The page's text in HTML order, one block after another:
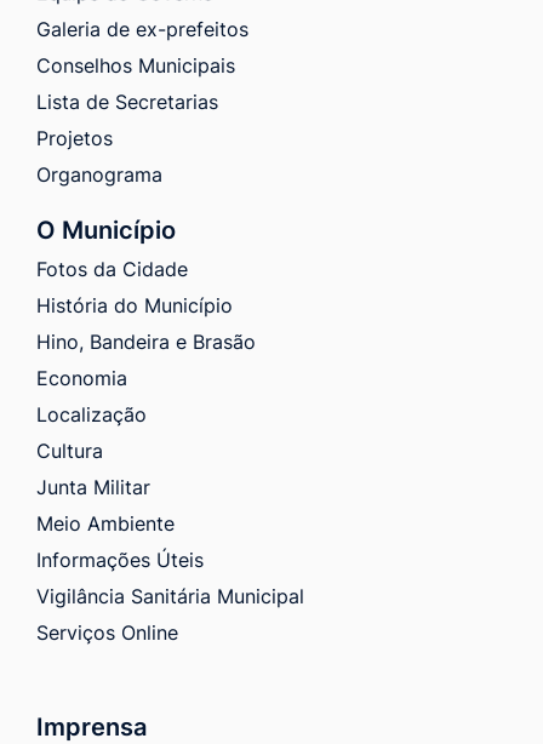
Galeria de ex-prefeitos
Conselhos Municipais
Lista de Secretarias
Projetos
Organograma
O Município
Fotos da Cidade
História do Município
Hino, Bandeira e Brasão
Economia
Localização
Cultura
Junta Militar
Meio Ambiente
Informações Úteis
Vigilância Sanitária Municipal
Serviços Online
Imprensa